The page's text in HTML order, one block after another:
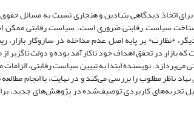
اتخاذ دیدگاهی بنیادین و هنجاری نسبت به مسائل
شناخت سیاست رقابتی ضروری است. سیاست رقابتی ممکن
*نظارت* بر پایه اصل عدم مداخله در سازوکار بازار،
بازار در تحقق اهداف خود ناکارآمد بوده و دولت ناگزیر از
نویسنده ابتدا به تبیین سیاست رقابتی، الزامات
ناظر مطلوب را بررسی می‌کند و در نهایت، با انجام
دلیل تجربه‌های کاربردی توصیف‌شده در پژوهش‌های جدید،